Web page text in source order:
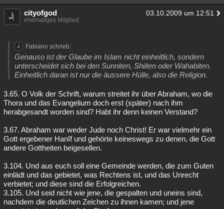
cityofgod 03.10.2009 um 12:51
ehemaliges Mitglied
Fabiano schrieb:
Genauso ist der Glaube im Islam nicht einheitlich, sondern
unterscheidet sich bei den Sunniten, Shiiten oder Wahabiten.
Einheitlich daran ist nur die äussere Hülle, also die Religion.
3.65. O Volk der Schrift, warum streitet ihr über Abraham, wo die
Thora und das Evangelium doch erst (später) nach ihm
herabgesandt worden sind? Habt ihr denn keinen Verstand?
3.67. Abraham war weder Jude noch Christ! Er war vielmehr ein
Gott ergebener Hanîf und gehörte keineswegs zu denen, die Gott
andere Gottheiten beigesellen.
3.104. Und aus euch soll eine Gemeinde werden, die zum Guten
einlädt und das gebietet, was Rechtens ist, und das Unrecht
verbietet; und diese sind die Erfolgreichen.
3.105. Und seid nicht wie jene, die gespalten und uneins sind,
nachdem die deutlichen Zeichen zu ihnen kamen; und jene